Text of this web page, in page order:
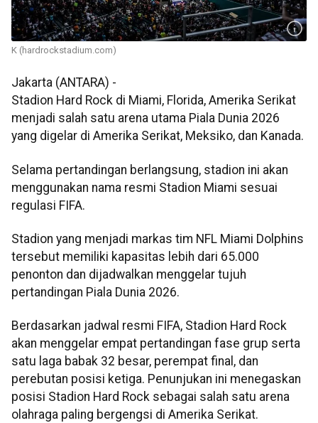
K (hardrockstadium.com)
Jakarta (ANTARA) -
Stadion Hard Rock di Miami, Florida, Amerika Serikat
menjadi salah satu arena utama Piala Dunia 2026
yang digelar di Amerika Serikat, Meksiko, dan Kanada.
Selama pertandingan berlangsung, stadion ini akan
menggunakan nama resmi Stadion Miami sesuai
regulasi FIFA.
Stadion yang menjadi markas tim NFL Miami Dolphins
tersebut memiliki kapasitas lebih dari 65.000
penonton dan dijadwalkan menggelar tujuh
pertandingan Piala Dunia 2026.
Berdasarkan jadwal resmi FIFA, Stadion Hard Rock
akan menggelar empat pertandingan fase grup serta
satu laga babak 32 besar, perempat final, dan
perebutan posisi ketiga. Penunjukan ini menegaskan
posisi Stadion Hard Rock sebagai salah satu arena
olahraga paling bergengsi di Amerika Serikat.